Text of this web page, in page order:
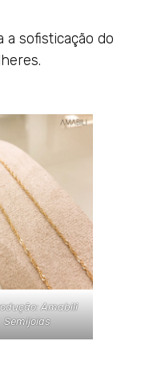
a sofisticação do
Amabili
Semijoias